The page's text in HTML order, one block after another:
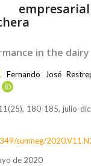
in the
, Fernando José
180-185, julio-
sumneg/
de 2020